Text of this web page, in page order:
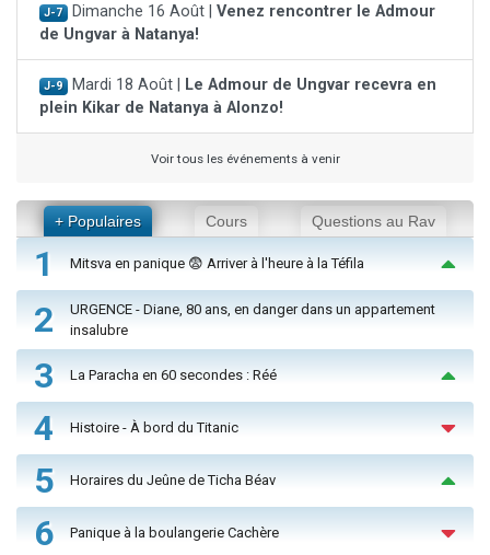
J-7 Dimanche 16 Août | Venez rencontrer le Admour
de Ungvar à Natanya!
J-9 Mardi 18 Août |
Le Admour de Ungvar recevra en
plein Kikar de Natanya à Alonzo!
Voir tous les événements à venir
+ Populaires Cours Questions au Rav
1 Mitsva en panique 😨 Arriver à l'heure à la Téfila
2
URGENCE - Diane, 80 ans, en danger dans un appartement
insalubre
3 La Paracha en 60 secondes : Réé
4 Histoire - À bord du Titanic
5 Horaires du Jeûne de Ticha Béav
6 Panique à la boulangerie Cachère